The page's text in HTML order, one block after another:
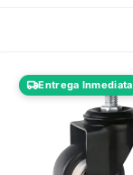
Entrega Inmediata